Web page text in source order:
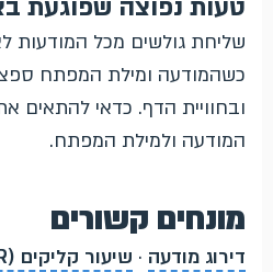
טעות נפוצה שפוגעת
שליחת גולשים מכל המודעות
כשהמודעה ומילת המפתח
ובחוויית הדף. כדאי להתאים
המודעה ולמילת המפתח.
מונחים קשורים
דירוג מודעה · שיעור קליקים (CTR)